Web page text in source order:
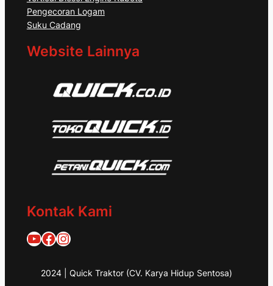
Pengecoran Logam
Suku Cadang
Website Lainnya
Kontak Kami
Quick Traktor
Traktor Quick 1953@quicktraktor
2024 | Quick Traktor (CV. Karya Hidup Sentosa)